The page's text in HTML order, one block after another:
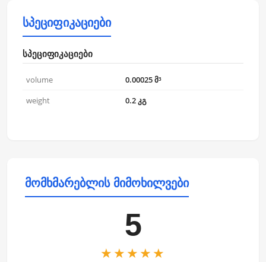
სპეციფიკაციები
სპეციფიკაციები
volume
0.00025 მ³
weight
0.2 კგ
მომხმარებლის მიმოხილვები
5
★★★★★